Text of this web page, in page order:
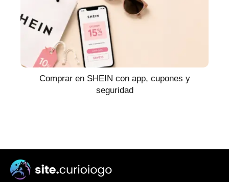
Comprar en SHEIN con app, cupones y
seguridad